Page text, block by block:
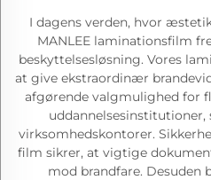
I dagens verden, hvor
MANLEE laminationsfilm
beskyttelsesløsning. Vores
at give ekstraordinær
afgørende valgmulighed for
virksomhedskontorer.
film sikrer, at vigtige
mod brandfare. Desuden